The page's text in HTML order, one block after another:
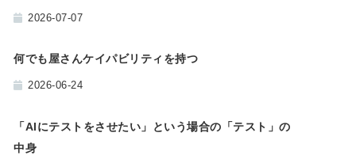
2026-07-07
何でも屋さんケイパビリティを持つ
2026-06-24
「AIにテストをさせたい」という場合の「テスト」の
中身